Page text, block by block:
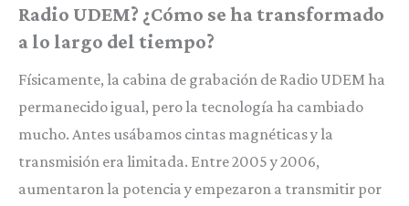
Radio UDEM? ¿Cómo se ha transformado
a lo largo del tiempo?
Físicamente, la cabina de grabación de Radio UDEM ha
permanecido igual, pero la tecnología ha cambiado
mucho. Antes usábamos cintas magnéticas y la
transmisión era limitada. Entre 2005 y 2006,
aumentaron la potencia y empezaron a transmitir por